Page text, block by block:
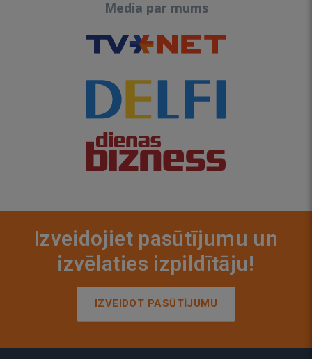
Media par mums
Izveidojiet pasūtījumu un
izvēlaties izpildītāju!
IZVEIDOT PASŪTĪJUMU